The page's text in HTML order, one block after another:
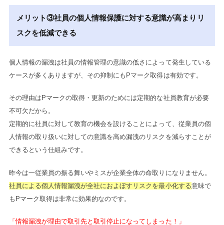
メリット③社員の個人情報保護に対する意識が高まりリ
スクを低減できる
個人情報の漏洩は社員の情報管理の意識の低さによって発生している
ケースが多くありますが、その抑制にもPマーク取得は有効です。
その理由はPマークの取得・更新のためには定期的な社員教育が必要
不可欠だから。
定期的に社員に対して教育の機会を設けることによって、従業員の個
人情報の取り扱いに対しての意識を高め漏洩のリスクを減らすことが
できるという仕組みです。
昨今は一従業員の振る舞いやミスが企業全体の命取りになりません。
社員による個人情報漏洩が全社におよぼすリスクを最小化する意味で
もPマーク取得は非常に効果的なのです。
「情報漏洩が理由で取引先と取引停止になってしまった！」